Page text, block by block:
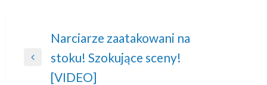
Nawigacja
wpisu
Previous
Narciarze zaatakowani na
stoku! Szokujące sceny!
[VIDEO]